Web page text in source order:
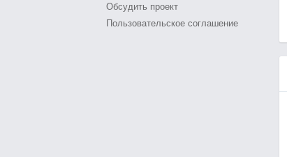
Обсудить проект
Пользовательское соглашение